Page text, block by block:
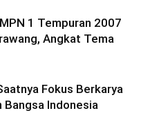
1 Tempuran 2007
Angkat Tema
Fokus Berkarya
Bangsa Indonesia